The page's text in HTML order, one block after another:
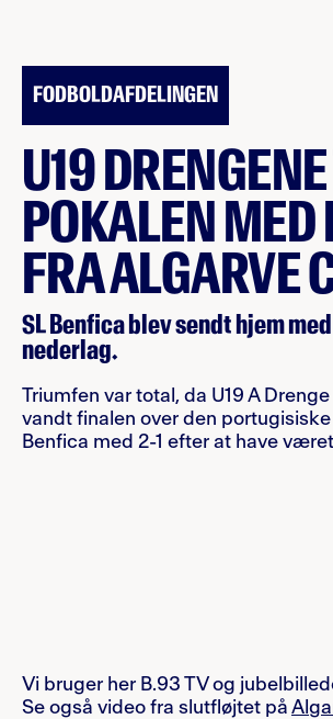
FODBOLDAFDELINGEN
U19
POKALEN MED
FRA ALGARVE
SL Benfica blev sendt hjem med
nederlag.
Triumfen var total, da U19 A
vandt finalen over den
Benfica med 2-1 efter at have
Vi bruger her B.93 TV og
Se også video fra slutfløjtet på